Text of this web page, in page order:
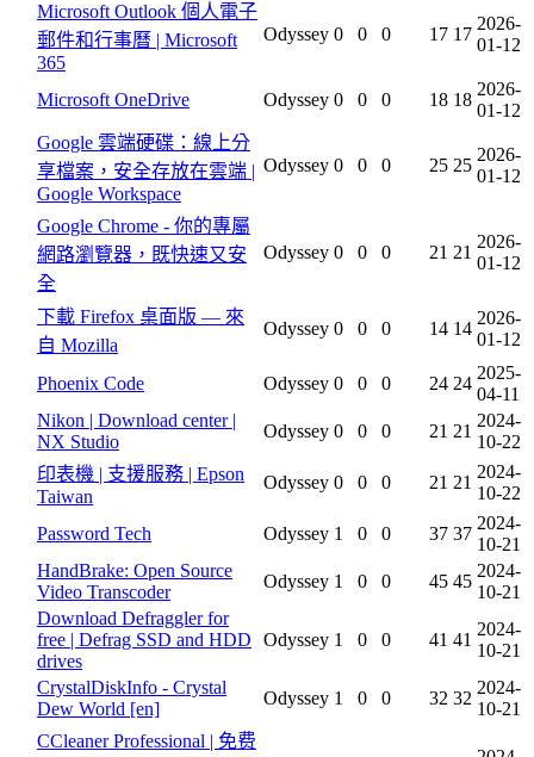
Microsoft Outlook 個人電子
郵件和行事曆 | Microsoft
365
Odyssey 0 0 0 17 17
2026-
01-12
Microsoft OneDrive Odyssey 0 0 0 18 18
2026-
01-12
Google 雲端硬碟：線上分
享檔案，安全存放在雲端 |
Google Workspace
Odyssey 0 0 0 25 25
2026-
01-12
Google Chrome - 你的專屬
網路瀏覽器，既快速又安
全
Odyssey 0 0 0 21 21
2026-
01-12
下載 Firefox 桌面版 — 來
自 Mozilla
Odyssey 0 0 0 14 14
2026-
01-12
Phoenix Code Odyssey 0 0 0 24 24
2025-
04-11
Nikon | Download center |
NX Studio
Odyssey 0 0 0 21 21
2024-
10-22
印表機 | 支援服務 | Epson
Taiwan
Odyssey 0 0 0 21 21
2024-
10-22
Password Tech
Odyssey 1 0 0 37 37
2024-
10-21
HandBrake: Open Source
Video Transcoder
Odyssey 1 0 0 45 45
2024-
10-21
Download Defraggler for
free | Defrag SSD and HDD
drives
Odyssey 1 0 0 41 41
2024-
10-21
CrystalDiskInfo - Crystal
Dew World [en]
Odyssey 1 0 0 32 32
2024-
10-21
CCleaner Professional | 免费